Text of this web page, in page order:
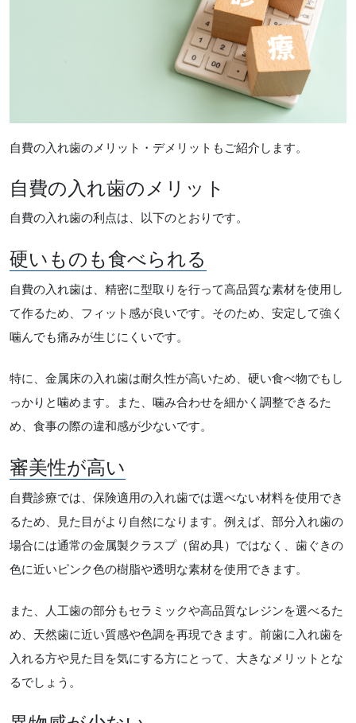
自費の入れ歯のメリット・デメリットもご紹介します。
自費の入れ歯のメリット
自費の入れ歯の利点は、以下のとおりです。
硬いものも食べられる
自費の入れ歯は、精密に型取りを行って高品質な素材を使用し
て作るため、フィット感が良いです。そのため、安定して強く
噛んでも痛みが生じにくいです。
特に、金属床の入れ歯は耐久性が高いため、硬い食べ物でもし
っかりと噛めます。また、噛み合わせを細かく調整できるた
め、食事の際の違和感が少ないです。
審美性が高い
自費診療では、保険適用の入れ歯では選べない材料を使用でき
るため、見た目がより自然になります。例えば、部分入れ歯の
場合には通常の金属製クラスプ（留め具）ではなく、歯ぐきの
色に近いピンク色の樹脂や透明な素材を使用できます。
また、人工歯の部分もセラミックや高品質なレジンを選べるた
め、天然歯に近い質感や色調を再現できます。前歯に入れ歯を
入れる方や見た目を気にする方にとって、大きなメリットとな
るでしょう。